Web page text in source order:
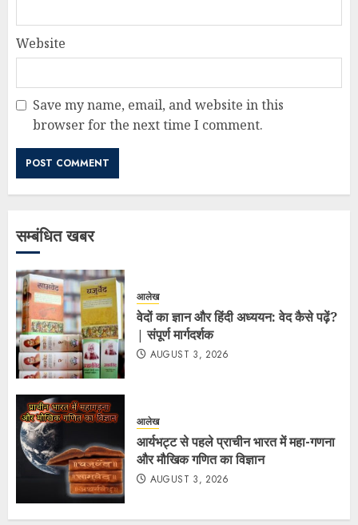
Website
Save my name, email, and website in this
browser for the next time I comment.
सम्बंधित खबर
आलेख
वेदों का ज्ञान और हिंदी अध्ययन: वेद कैसे पढ़ें?
| संपूर्ण मार्गदर्शक
AUGUST 3, 2026
आलेख
आर्यभट्ट से पहले प्राचीन भारत में महा-गणना
और मौखिक गणित का विज्ञान
AUGUST 3, 2026